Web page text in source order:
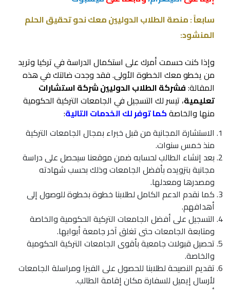
سابعاً : منصة الطلاب الدوليين معك نحو تحقيق الحلم
المنشود:
وإذا كنت حسمت أمرك على استكمال الدراسة في تركيا وتريد
من يخطو معك الخطوة الأولى. فقد وجدت ضالتك في هذه
المقالة:فشركة الطلاب الدوليين شركة استشارات
تعليمية، تيسر لك التسجيل في الجامعات التركية الحكومية
منها والخاصةكما توفر لك الخدمات التالية:
الاستشارة المجانية من قبل خبراء بمجال الجامعات التركية
منذ خمس سنوات.
بعد إنشاء الطالب لحسابه ضمن موقعنا سيحصل على دراسة
مجانية بتزويده بأفضل الجامعات وذلك بحسب شهادته
ومصدرها ومعدلها.
كما نقدم الدعم الكامل لطلابنا خطوة بخطوة للوصول إلى
أهدافهم.
التسجيل على أفضل الجامعات التركية الحكومية والخاصة
ومتابعة الجامعات حتى تغلق آخر جامعة أبوابها.
تحصيل قبولات جامعية بأقوى الجامعات التركية الحكومية
والخاصة.
تقديم النصيحة لطلابنا للحصول على الفيزا ومراسلة الجامعات
لأرسال إيميل للسفارة مكان إقامة الطالب.